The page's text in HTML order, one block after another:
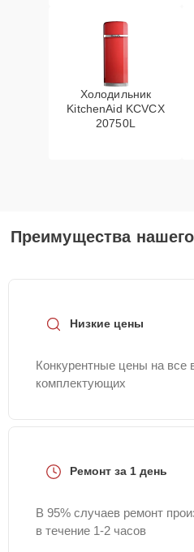
Холодильник
KitchenAid KCVCX
20750L
Преимущества
Низкие цены
Конкурентные цены на все
комплектующих
Ремонт за 1 день
В 95% случаев ремонт
в течение 1-2 часов